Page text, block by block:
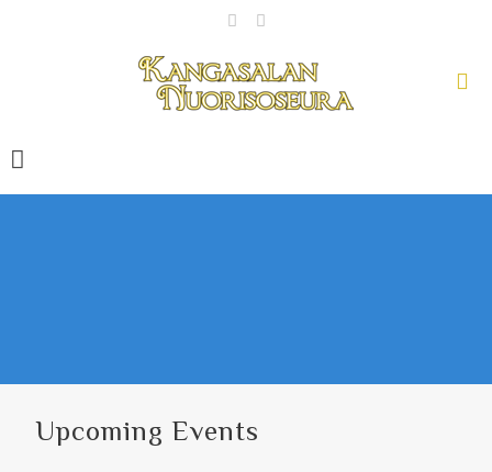
Upcoming Events